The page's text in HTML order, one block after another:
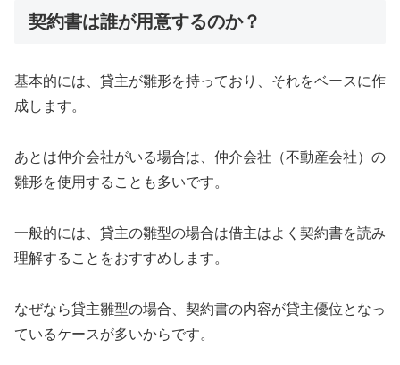
契約書は誰が用意するのか？
基本的には、貸主が雛形を持っており、それをベースに作
成します。
あとは仲介会社がいる場合は、仲介会社（不動産会社）の
雛形を使用することも多いです。
一般的には、貸主の雛型の場合は借主はよく契約書を読み
理解することをおすすめします。
なぜなら貸主雛型の場合、契約書の内容が貸主優位となっ
ているケースが多いからです。